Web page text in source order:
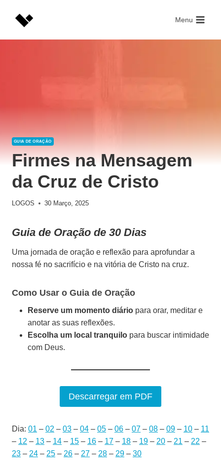
Menu
GUIA DE ORAÇÃO
Firmes na Mensagem
da Cruz de Cristo
LOGOS 30 Março, 2025
Guia de Oração de 30 Dias
Uma jornada de oração e reflexão para aprofundar a
nossa fé no sacrifício e na vitória de Cristo na cruz.
Como Usar o Guia de Oração
Reserve um momento diário para orar, meditar e
anotar as suas reflexões.
Escolha um local tranquilo para buscar intimidade
com Deus.
Descarregar em PDF
Dia: 01 – 02 – 03 – 04 – 05 – 06 – 07 – 08 – 09 – 10 – 11
– 12 – 13 – 14 – 15 – 16 – 17 – 18 – 19 – 20 – 21 – 22 –
23 – 24 – 25 – 26 – 27 – 28 – 29 – 30